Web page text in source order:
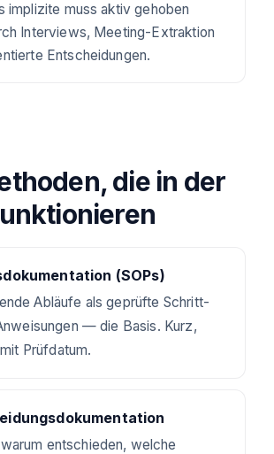
implizite muss aktiv gehoben
Interviews, Meeting-Extraktion
Entscheidungen.
die in der
(SOPs)
Abläufe als geprüfte Schritt-
— die Basis. Kurz,
Prüfdatum.
entschieden, welche